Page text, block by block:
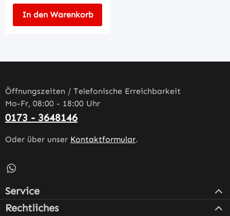
In den Warenkorb
Öffnungszeiten / Telefonische Erreichbarkeit
Mo-Fr, 08:00 - 18:00 Uhr
0173 - 3648146
Oder über unser Kontaktformular.
Schreib uns auf WhatsApp – öffnet in neuem Tab
Service
Rechtliches